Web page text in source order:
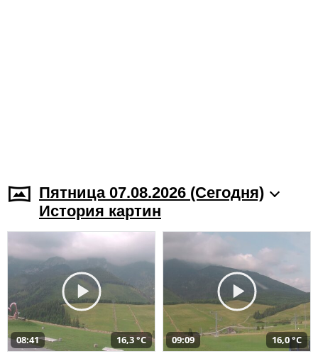
Пятница 07.08.2026 (Cегодня)
История картин
08:41 16,3 °C 09:09 16,0 °C